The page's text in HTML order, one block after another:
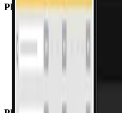
Pharmacy Pro ಇಲ್ಲದೆ
ಪ್ರತಿ ಬಿಲ್‌ಗೆ 3–5 ನಿಮಿಷ,
ಅವಧಿ ಮುಗಿತ ಕೌಂಟರಿನಲ್ಲಿ
GSTR ಸರಿಹೊಂದಿಸಲು